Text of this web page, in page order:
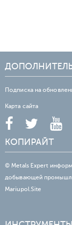
Подписка на
Карта сайта
КОПИРАЙТ
© Metals Expert
добывающей
Mariupol.Site